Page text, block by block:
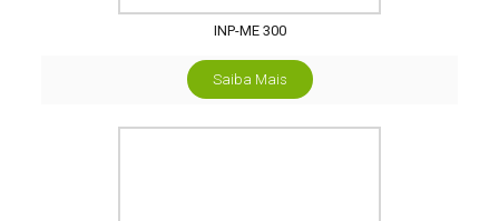
INP-ME 300
Saiba Mais